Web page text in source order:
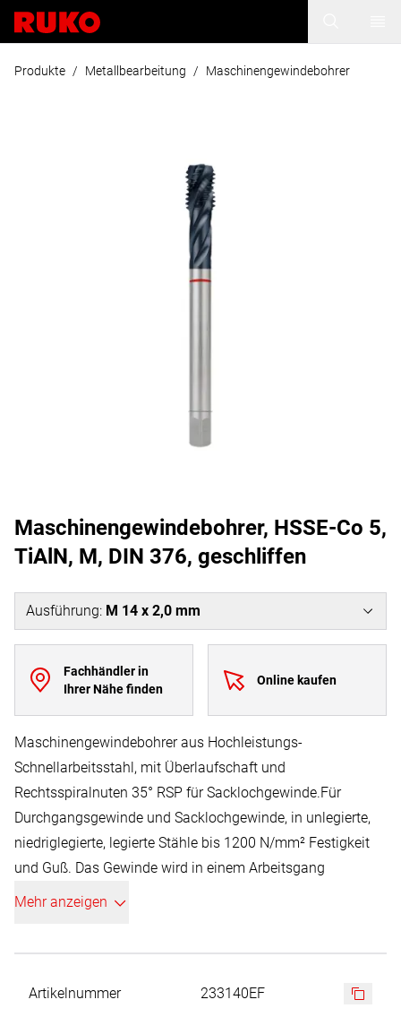
Produkte / Metallbearbeitung / Maschinengewindebohrer
Maschinengewindebohrer, HSSE-Co 5,
TiAlN, M, DIN 376, geschliffen
Ausführung: M 14 x 2,0 mm
Fachhändler in
Ihrer Nähe finden
Online kaufen
Maschinengewindebohrer aus Hochleistungs-
Schnellarbeitsstahl, mit Überlaufschaft und
Rechtsspiralnuten 35° RSP für Sacklochgewinde.Für
Durchgangsgewinde und Sacklochgewinde, in unlegierte,
niedriglegierte, legierte Stähle bis 1200 N/mm² Festigkeit
und Guß. Das Gewinde wird in einem Arbeitsgang
geschnitten. Durch die TiAlN
Aluminium und Stickstoff. TiAlN ist ein metallischer
Mehr anzeigen
Artikelnummer 233140EF